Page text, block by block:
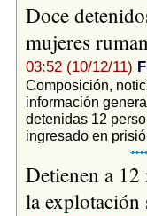
Doce
mujeres
03:52 (10/12/11)
Composición,
información
detenidas 12
ingresado en
Detienen a
la explotación